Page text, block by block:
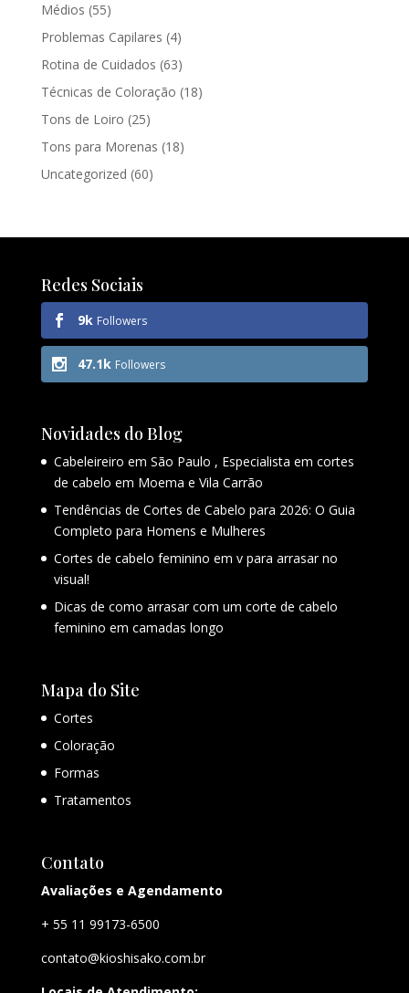
Médios (55)
Problemas Capilares (4)
Rotina de Cuidados (63)
Técnicas de Coloração (18)
Tons de Loiro (25)
Tons para Morenas (18)
Uncategorized (60)
Redes Sociais
9k Followers
47.1k Followers
Novidades do Blog
Cabeleireiro em São Paulo , Especialista em cortes
de cabelo em Moema e Vila Carrão
Tendências de Cortes de Cabelo para 2026: O Guia
Completo para Homens e Mulheres
Cortes de cabelo feminino em v para arrasar no
visual!
Dicas de como arrasar com um corte de cabelo
feminino em camadas longo
Mapa do Site
Cortes
Coloração
Formas
Tratamentos
Contato
Avaliações e Agendamento
+ 55 11 99173-6500
contato@kioshisako.com.br